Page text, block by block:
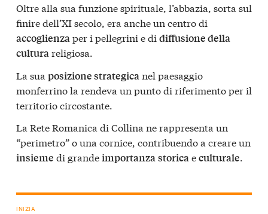
Oltre alla sua funzione spirituale, l’abbazia, sorta sul
finire dell’XI secolo, era anche un centro di
accoglienzaper i pellegrini e di diffusione della
culturareligiosa.
La sua posizione strategicanel paesaggio
monferrino la rendeva un punto di riferimento per il
territorio circostante.
La Rete Romanica di Collina ne rappresenta un
“perimetro” o una cornice, contribuendo a creare un
insieme di grandeimportanzastoricaeculturale.
INIZIA